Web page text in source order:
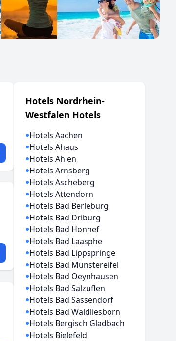
Hotels Nordrhein-
Westfalen Hotels
Hotels Aachen
Hotels Ahaus
Hotels Ahlen
Hotels Arnsberg
Hotels Ascheberg
Hotels Attendorn
Hotels Bad Berleburg
Hotels Bad Driburg
Hotels Bad Honnef
Hotels Bad Laasphe
Hotels Bad Lippspringe
Hotels Bad Münstereifel
Hotels Bad Oeynhausen
Hotels Bad Salzuflen
Hotels Bad Sassendorf
Hotels Bad Waldliesborn
Hotels Bergisch Gladbach
Hotels Bielefeld